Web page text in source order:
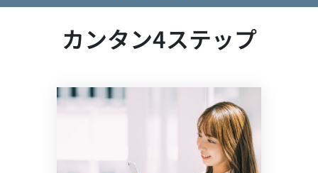
カンタン4ステップ